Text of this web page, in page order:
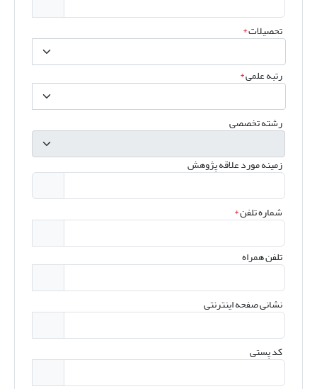
تحصیلات*
رتبه علمی*
رشته تخصصی
زمینه مورد علاقه پژوهش
شماره تلفن*
تلفن همراه
نشانی صفحه اینترنتی
کد پستی